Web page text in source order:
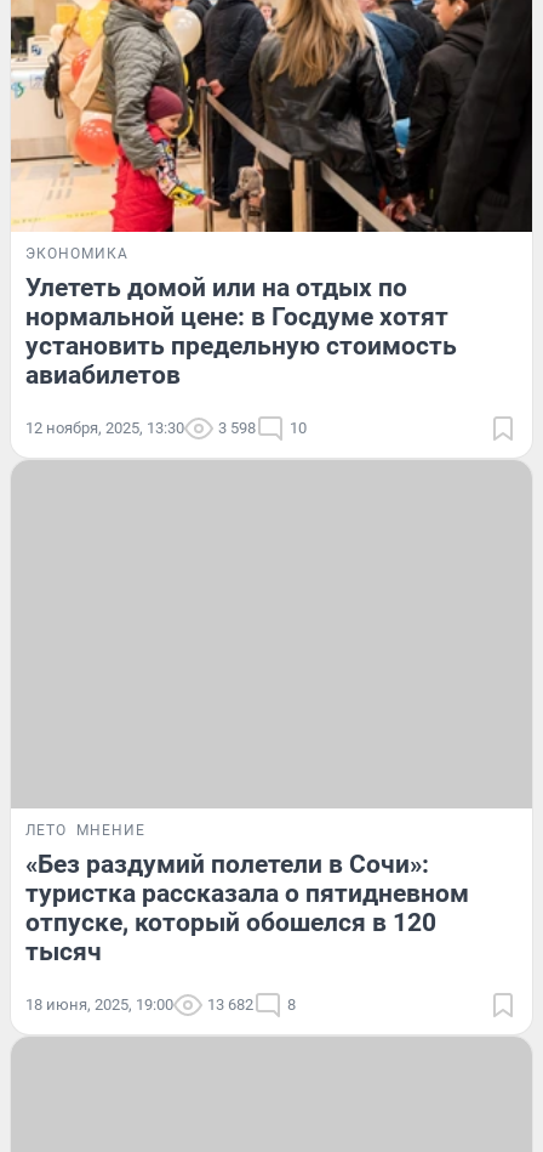
ЭКОНОМИКА
Улететь домой или на отдых по
нормальной цене: в Госдуме хотят
установить предельную стоимость
авиабилетов
12 ноября, 2025, 13:30 3 598 10
ЛЕТО МНЕНИЕ
«Без раздумий полетели в Сочи»:
туристка рассказала о пятидневном
отпуске, который обошелся в 120
тысяч
18 июня, 2025, 19:00 13 682 8